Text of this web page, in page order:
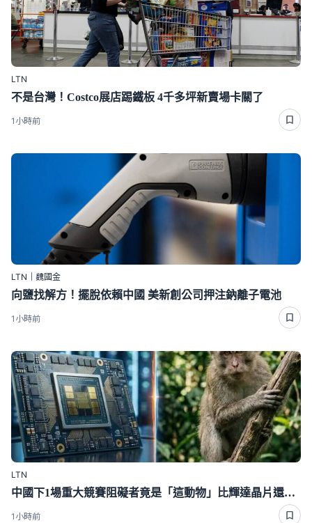
LTN
不是台灣！Costco展店踢鐵板 4千多坪新賣場卡關了
1小時前
LTN｜魏國金
向鹽找解方！擺脫依賴中國 美新創公司押注鈉離子電池
1小時前
LTN
中國下1場重大競賽阻礙者竟是「這動物」比輝達晶片還難搞
1小時前